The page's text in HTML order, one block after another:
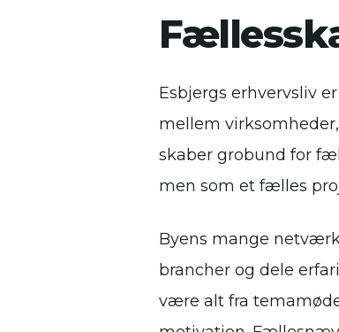
Esbjergs erhvervsliv
mellem
skaber grobund for
men som et fælles
Byens mange
brancher og dele
være alt fra